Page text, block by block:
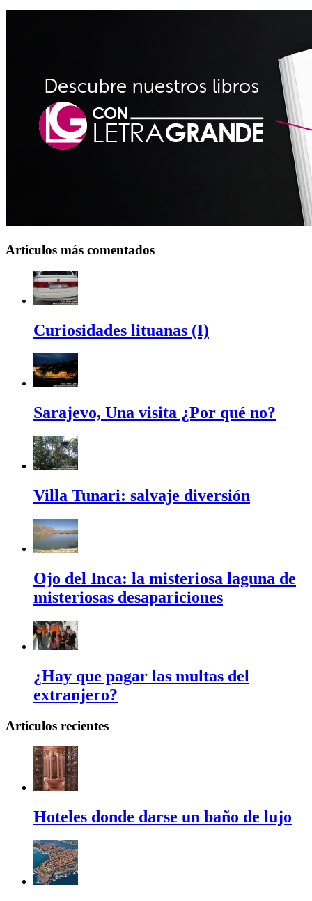
Artículos más comentados
Curiosidades lituanas (I)
Sarajevo, Una visita ¿Por qué no?
Villa Tunari: salvaje diversión
Ojo del Inca: la misteriosa laguna de
misteriosas desapariciones
¿Hay que pagar las multas del
extranjero?
Artículos recientes
Hoteles donde darse un baño de lujo